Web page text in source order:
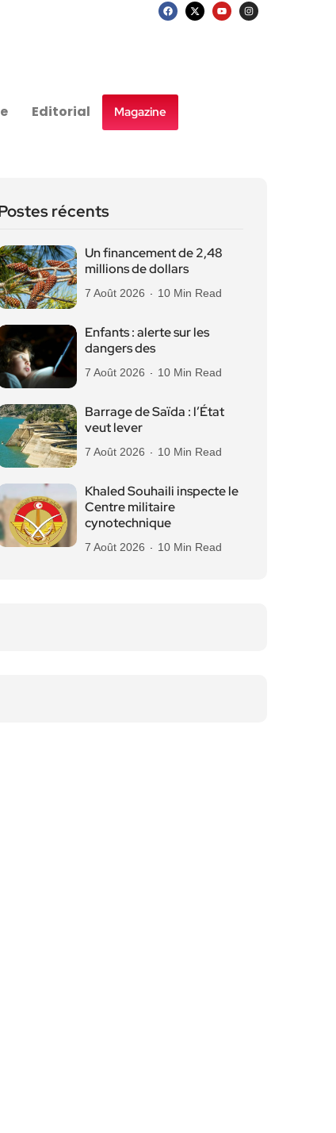
Editorial Magazine
récents
Un financement de 2,48
millions de dollars
7 Août 2026 10 Min Read
Enfants : alerte sur les
dangers des
7 Août 2026 10 Min Read
Barrage de Saïda : l’État
veut lever
7 Août 2026 10 Min Read
Khaled Souhaili inspecte le
Centre militaire
cynotechnique
7 Août 2026 10 Min Read